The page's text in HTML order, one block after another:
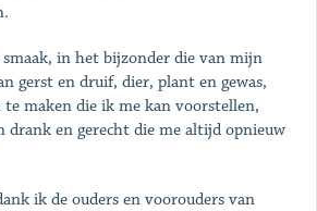
in het bijzonder die van mijn
gerst en druif, dier, plant en gewas,
te maken die ik me kan voorstellen,
drank en gerecht die me altijd opnieuw
ik de ouders en voorouders van